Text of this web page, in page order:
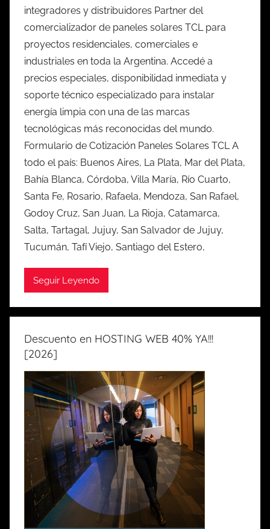
integradores y distribuidores Partner del
comercializador de paneles solares TCL para
proyectos residenciales, comerciales e
industriales en toda la Argentina. Accedé a
precios especiales, disponibilidad inmediata y
soporte técnico especializado para instalar
energía limpia con una de las marcas
tecnológicas más reconocidas del mundo.
Formulario de Cotización Paneles Solares TCL A
todo el país: Buenos Aires, La Plata, Mar del Plata,
Bahía Blanca, Córdoba, Villa María, Río Cuarto,
Santa Fe, Rosario, Rafaela, Mendoza, San Rafael,
Godoy Cruz, San Juan, La Rioja, Catamarca,
Salta, Tartagal, Jujuy, San Salvador de Jujuy,
Tucumán, Tafí Viejo, Santiago del Estero,
Seguir Leyendo
Descuento en HOSTING WEB 40% YA!!!
[2026]